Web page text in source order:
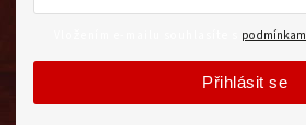
Přihlásit se